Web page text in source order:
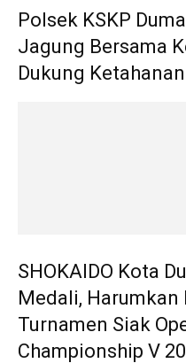
Polsek KSKP
Jagung Bersama
Dukung
SHOKAIDO Kota
Medali, Harumkan
Turnamen Siak
Championship V